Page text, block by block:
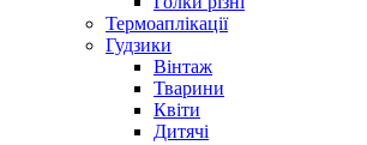
Термоаплікації
Гудзики
Вінтаж
Тварини
Квіти
Дитячі